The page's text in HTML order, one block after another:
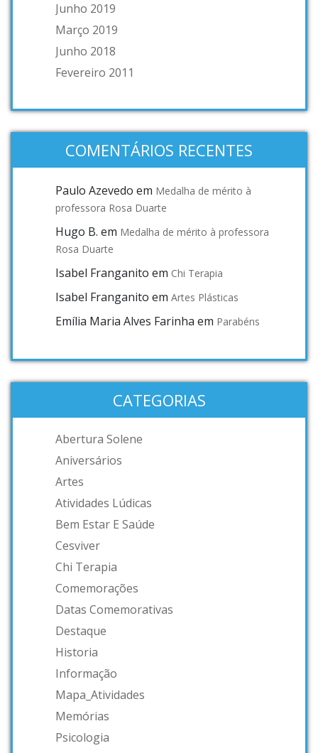
Junho 2019
Março 2019
Junho 2018
Fevereiro 2011
COMENTÁRIOS RECENTES
Paulo Azevedo em Medalha de mérito à
professora Rosa Duarte
Hugo B. em Medalha de mérito à professora
Rosa Duarte
Isabel Franganito em Chi Terapia
Isabel Franganito em Artes Plásticas
Emília Maria Alves Farinha em Parabéns
CATEGORIAS
Abertura Solene
Aniversários
Artes
Atividades Lúdicas
Bem Estar E Saúde
Cesviver
Chi Terapia
Comemorações
Datas Comemorativas
Destaque
Historia
Informação
Mapa_Atividades
Memórias
Psicologia